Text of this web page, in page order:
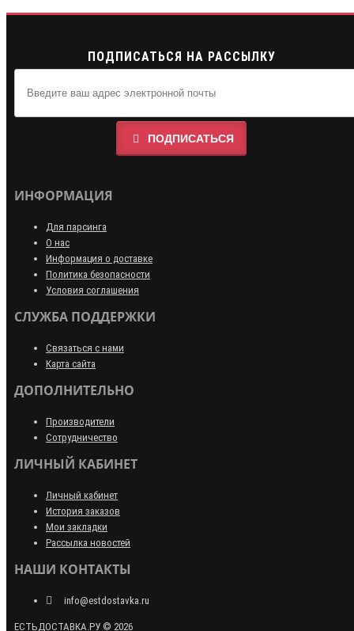
ПОДПИСАТЬСЯ НА РАССЫЛКУ
ПОДПИСАТЬСЯ
ИНФОРМАЦИЯ
Для парсинга
О нас
Информация о доставке
Политика безопасности
Условия соглашения
СЛУЖБА ПОДДЕРЖКИ
Связаться с нами
Карта сайта
ДОПОЛНИТЕЛЬНО
Производители
Сотрудничество
ЛИЧНЫЙ КАБИНЕТ
Личный кабинет
История заказов
Мои закладки
Рассылка новостей
НАШИ КОНТАКТЫ
info@estdostavka.ru
ЕСТЬДОСТАВКА.РУ © 2026